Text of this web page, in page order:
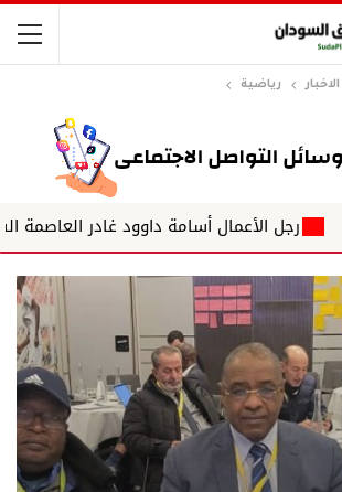
الاخبار رياضية
أسامة داوود غادر العاصمة